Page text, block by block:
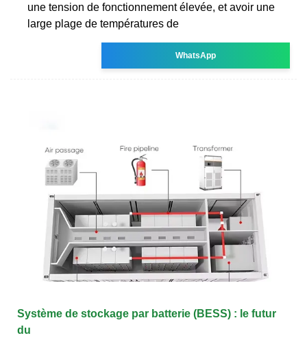
une tension de fonctionnement élevée, et avoir une
large plage de températures de
WhatsApp
Système de stockage par batterie (BESS) : le futur
du